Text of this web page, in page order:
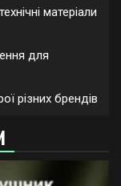
матеріали
для
різних брендів